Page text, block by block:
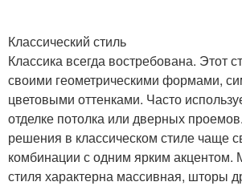
Классический стиль
Классика всегда востребована. Этот
своими геометрическими формами,
цветовыми оттенками. Часто
отделке потолка или дверных
решения в классическом стиле чаще
комбинации с одним ярким акцентом.
стиля характерна массивная, шторы